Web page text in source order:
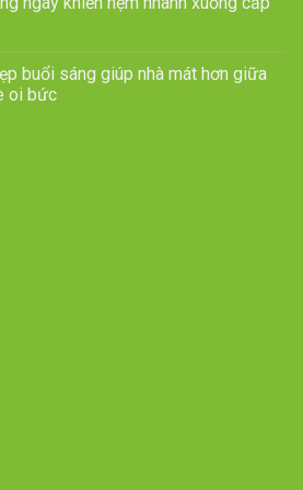
buổi sáng giúp nhà mát hơn giữa
oi bức